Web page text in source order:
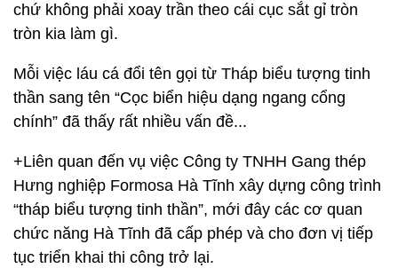
chứ không phải xoay trần theo cái cục sắt gỉ tròn
tròn kia làm gì.
Mỗi việc láu cá đổi tên gọi từ Tháp biểu tượng tinh
thần sang tên “Cọc biển hiệu dạng ngang cổng
chính” đã thấy rất nhiều vấn đề...
+Liên quan đến vụ việc Công ty TNHH Gang thép
Hưng nghiệp Formosa Hà Tĩnh xây dựng công trình
“tháp biểu tượng tinh thần”, mới đây các cơ quan
chức năng Hà Tĩnh đã cấp phép và cho đơn vị tiếp
tục triển khai thi công trở lại.